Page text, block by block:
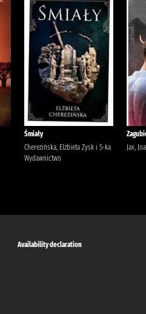
Śmiały
Cherezińska, Elżbieta Zysk i S-ka
Wydawnictwo
Jax,
Availability declaration